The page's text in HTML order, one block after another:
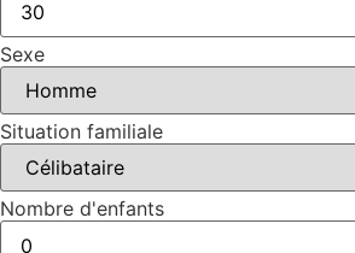
Sexe
Situation familiale
Nombre d'enfants